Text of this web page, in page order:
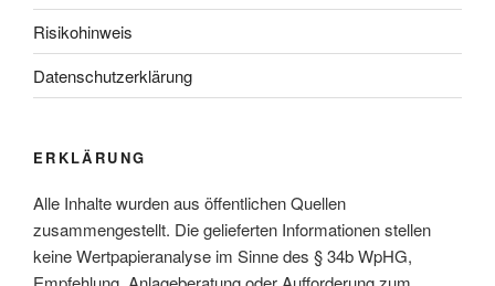
Risikohinweis
Datenschutzerklärung
ERKLÄRUNG
Alle Inhalte wurden aus öffentlichen Quellen
zusammengestellt. Die gelieferten Informationen stellen
keine Wertpapieranalyse im Sinne des § 34b WpHG,